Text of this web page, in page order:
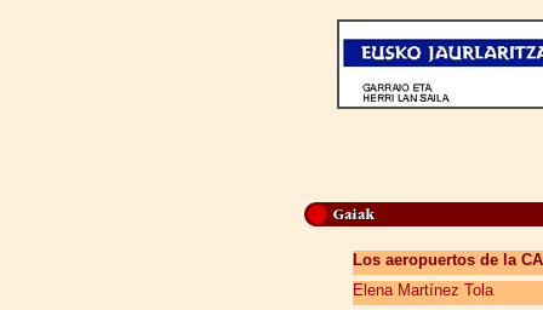
Los aeropuertos de la
Elena Martínez Tola